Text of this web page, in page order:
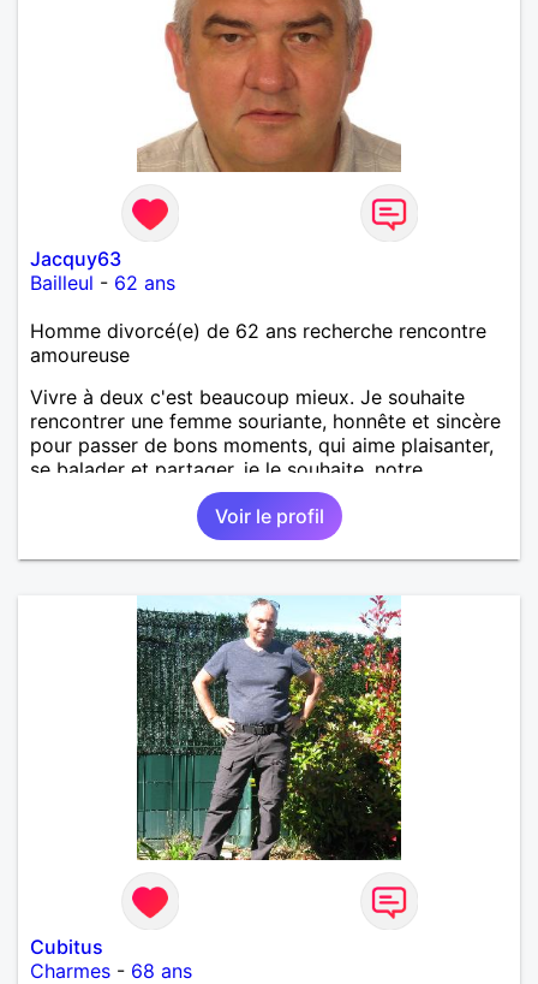
Jacquy63
Bailleul - 62 ans
Homme divorcé(e) de 62 ans recherche rencontre
amoureuse
Vivre à deux c'est beaucoup mieux. Je souhaite
rencontrer une femme souriante, honnête et sincère
pour passer de bons moments, qui aime plaisanter,
se balader et partager, je le souhaite, notre
complicité. J'aime beaucoup les chantiers de
randonnée pour se défouler, se relaxer, se détendre
et finalement prendre du bon temps. C'est difficile
de tout dire en quelques lignes. En revanche, vous
d'informations. A bientôt
Voir le profil
Cubitus
Charmes - 68 ans